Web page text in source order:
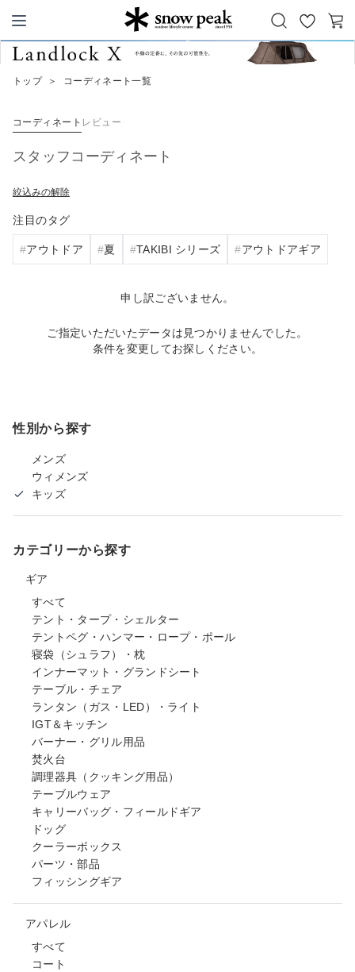
Snow Peak
お
気
カ
トップ ＞ コーディネート一覧
コーディネート レビュー
スタッフコーディネート
絞込みの解除
注目のタグ
アウトドア 夏 TAKIBI シリーズ アウトドアギア
申し訳ございません。
ご指定いただいたデータは見つかりませんでした。
条件を変更してお探しください。
性別から探す
メンズ
ウィメンズ
キッズ
カテゴリーから探す
ギア
すべて
テント・タープ・シェルター
テントペグ・ハンマー・ロープ・ポール
寝袋（シュラフ）・枕
インナーマット・グランドシート
テーブル・チェア
ランタン（ガス・LED）・ライト
IGT＆キッチン
バーナー・グリル用品
焚火台
調理器具（クッキング用品）
テーブルウェア
キャリーバッグ・フィールドギア
ドッグ
クーラーボックス
パーツ・部品
フィッシングギア
アパレル
すべて
コート